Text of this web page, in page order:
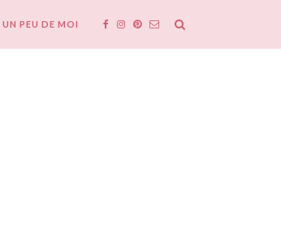
UN PEU DE MOI